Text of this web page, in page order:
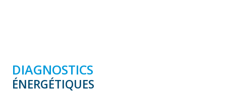
DIAGNOSTICS
ÉNERGÉTIQUES